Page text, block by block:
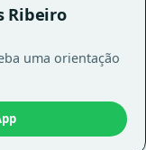
Ribeiro
uma orientação